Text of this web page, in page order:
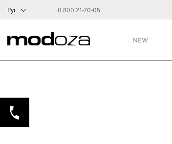
Рус 0 800 21-70-05
NEW